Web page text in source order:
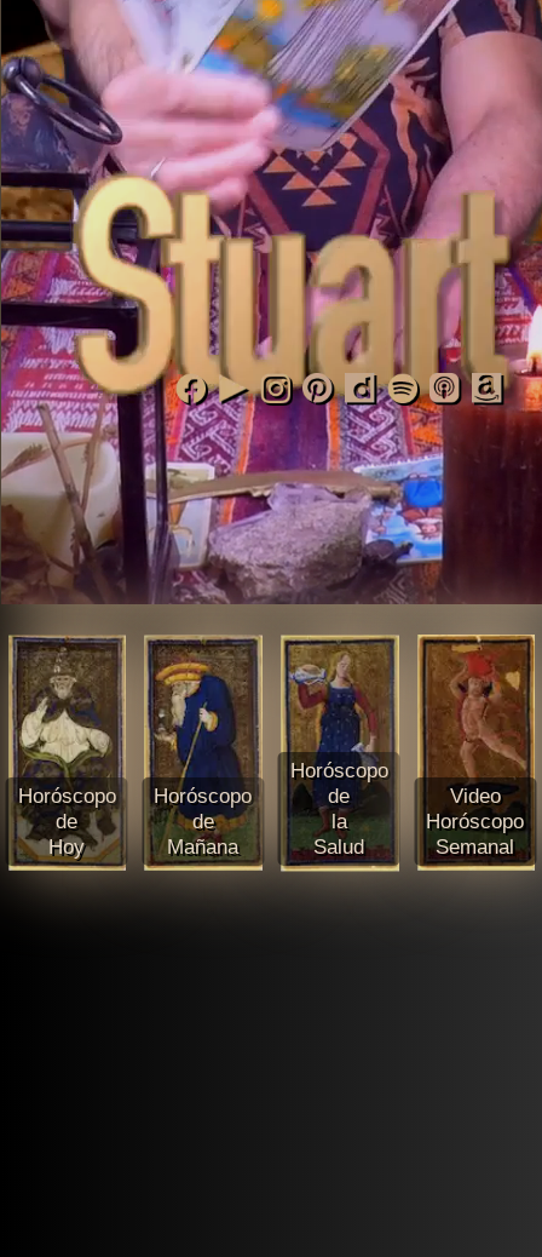
Horóscopo
de
Hoy
Horóscopo
de
Mañana
Horóscopo
de
la
Salud
Video
Horóscopo
Semanal